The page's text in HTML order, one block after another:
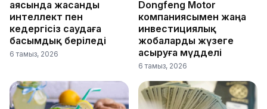
аясында жасанды
интеллект пен
кедергісіз саудаға
басымдық беріледі
6 тамыз, 2026
Dongfeng Motor
компаниясымен жаңа
инвестициялық
жобаларды жүзеге
асыруға мүдделі
6 тамыз, 2026